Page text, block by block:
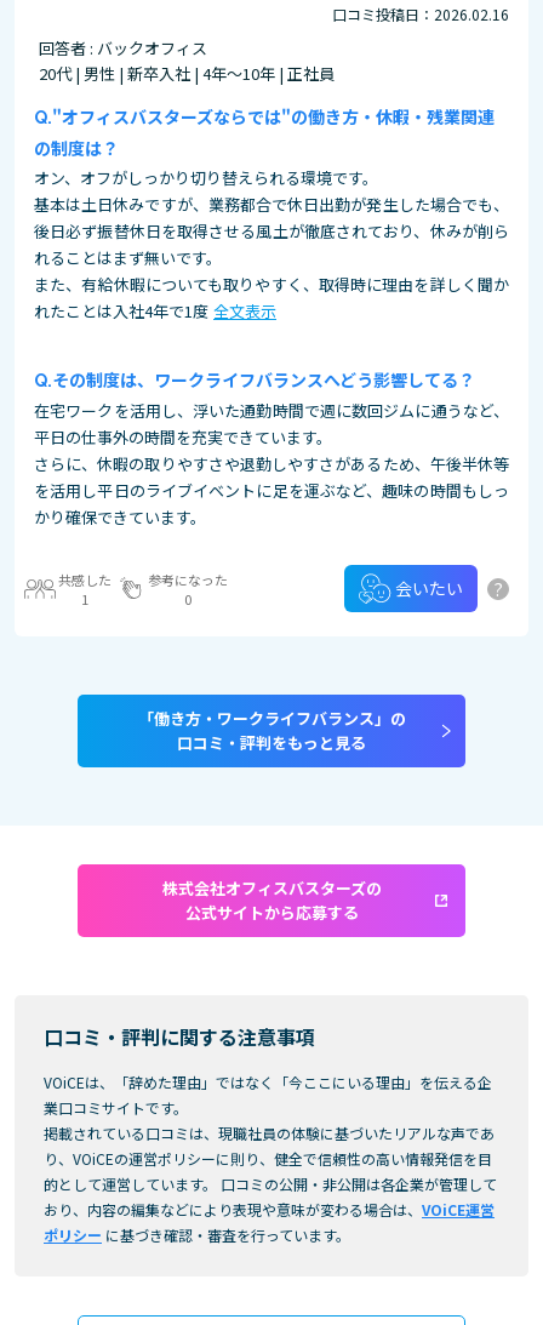
口コミ投稿日：2026.02.16
回答者 : バックオフィス
20代 | 男性 | 新卒入社 | 4年～10年 | 正社員
"オフィスバスターズならでは"の働き方・休暇・残業関連
の制度は？
オン、オフがしっかり切り替えられる環境です。
基本は土日休みですが、業務都合で休日出勤が発生した場合でも、
後日必ず振替休日を取得させる風土が徹底されており、休みが削ら
れることはまず無いです。
また、有給休暇についても取りやすく、取得時に理由を詳しく聞か
れたことは入社4年で1度 全文表示
その制度は、ワークライフバランスへどう影響してる？
在宅ワークを活用し、浮いた通勤時間で週に数回ジムに通うなど、
平日の仕事外の時間を充実できています。
さらに、休暇の取りやすさや退勤しやすさがあるため、午後半休等
を活用し平日のライブイベントに足を運ぶなど、趣味の時間もしっ
かり確保できています。
共感した
1
参考になった
0
会いたい ?
「働き方・ワークライフバランス」の
口コミ・評判をもっと見る
株式会社オフィスバスターズの
公式サイトから応募する
口コミ・評判に関する注意事項
VOiCEは、「辞めた理由」ではなく「今ここにいる理由」を伝える企
業口コミサイトです。
掲載されている口コミは、現職社員の体験に基づいたリアルな声であ
り、VOiCEの運営ポリシーに則り、健全で信頼性の高い情報発信を目
的として運営しています。 口コミの公開・非公開は各企業が管理して
おり、内容の編集などにより表現や意味が変わる場合は、 VOiCE運営
ポリシー に基づき確認・審査を行っています。